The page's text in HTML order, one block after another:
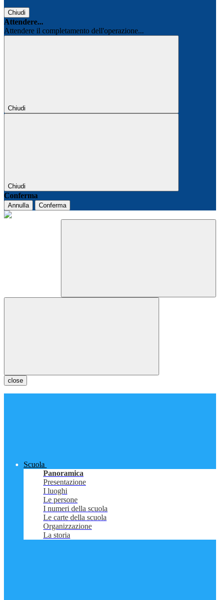
Chiudi
Attendere...
Attendere il completamento dell'operazione...
Chiudi
Chiudi
Conferma
Annulla Conferma
close
Scuola
Panoramica
Presentazione
I luoghi
Le persone
I numeri della scuola
Le carte della scuola
Organizzazione
La storia